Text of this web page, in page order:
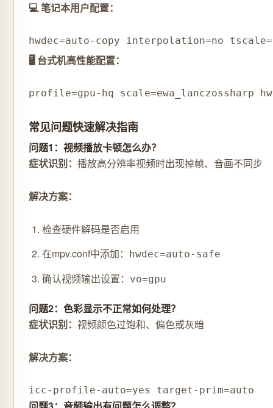
💻 笔记本用户配置：
hwdec=auto-copy interpolation=no
🖥️ 台式机高性能配置：
profile=gpu-hq scale=ewa_lanczossharp
常见问题快速解决指南
问题1：视频播放卡顿怎么办？
症状识别： 播放高分辨率视频时出现掉帧、音画不同步
解决方案：
检查硬件解码是否启用
在mpv.conf中添加：
hwdec=auto-safe
确认视频输出设置： vo=gpu
问题2：色彩显示不正常如何处理？
症状识别： 视频颜色过饱和、偏色或灰暗
解决方案：
icc-profile-auto=yes target-prim=auto